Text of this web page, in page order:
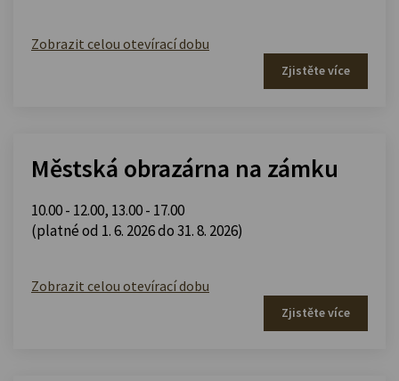
Zobrazit celou otevírací dobu
Zjistěte více
Městská obrazárna na zámku
10.00 - 12.00, 13.00 - 17.00
(platné od 1. 6. 2026 do 31. 8. 2026)
Zobrazit celou otevírací dobu
Zjistěte více